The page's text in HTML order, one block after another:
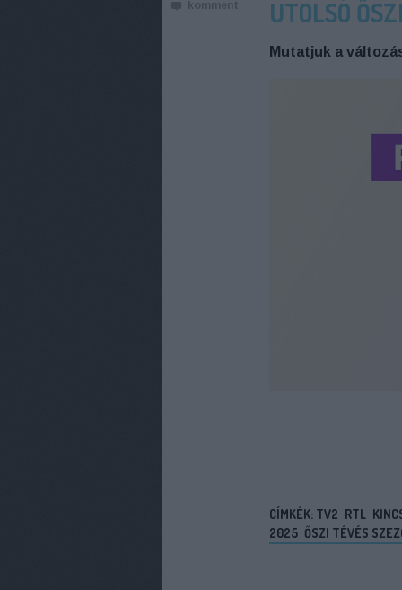
komment
UTOLSÓ
Mutatjuk a
CÍMKÉK: TV2 RTL
2025 ŐSZI TÉVÉS